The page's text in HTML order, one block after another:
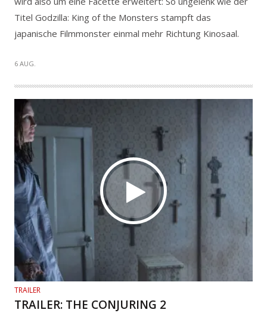
Titel Godzilla: King of the Monsters stampft das
japanische Filmmonster einmal mehr Richtung Kinosaal.
6 AUG.
TRAILER
TRAILER: THE CONJURING 2